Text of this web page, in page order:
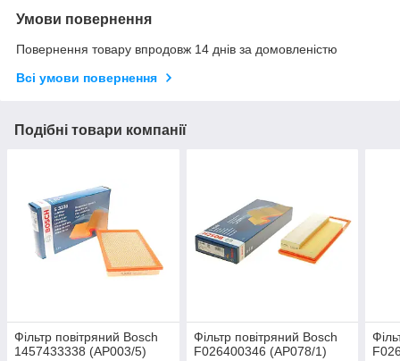
Умови повернення
Повернення товару впродовж 14 днів за домовленістю
Всі умови повернення
Подібні товари компанії
Фільтр повітряний Bosch
1457433338 (AP003/5)
Фільтр повітряний Bosch
F026400346 (AP078/1)